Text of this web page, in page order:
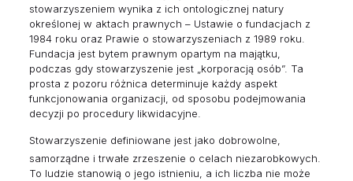
stowarzyszeniem wynika z ich ontologicznej natury
określonej w aktach prawnych – Ustawie o fundacjach z
1984 roku oraz Prawie o stowarzyszeniach z 1989 roku.
Fundacja jest bytem prawnym opartym na majątku,
podczas gdy stowarzyszenie jest „korporacją osób”. Ta
prosta z pozoru różnica determinuje każdy aspekt
funkcjonowania organizacji, od sposobu podejmowania
decyzji po procedury likwidacyjne.
Stowarzyszenie definiowane jest jako dobrowolne,
samorządne i trwałe zrzeszenie o celach niezarobkowych.
To ludzie stanowią o jego istnieniu, a ich liczba nie może